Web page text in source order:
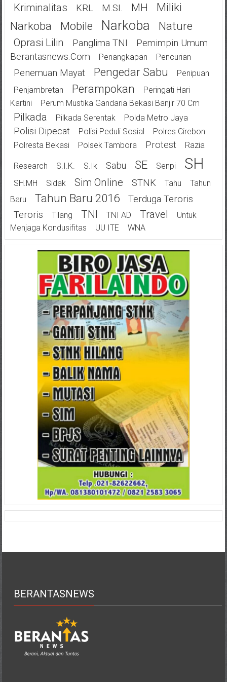
Kriminalitas KRL M.SI. MH
Miliki
Narkoba
Mobile Narkoba Nature
Oprasi Lilin Panglima TNI
Pemimpin Umum
Berantasnews.com
Penangkapan Pencurian
Penemuan Mayat Pengedar Sabu
Penipuan
Penjambretan
Perampokan
Peringati Hari
Kartini
Perum Mustika Gandaria Bekasi Banjir 70 Cm
Pilkada Pilkada Serentak Polda Metro Jaya
Polisi Dipecat Polisi Peduli Sosial
Polres Cirebon
Polresta Bekasi
Polsek Tambora Protest Razia
Research S.I.K. S.Ik Sabu SE Senpi SH
SH.MH Sidak Sim Online STNK Tahu
Tahun
Baru
Tahun Baru 2016
Terduga Teroris
Teroris
Tilang TNI TNI AD Travel
Untuk
Menjaga Kondusifitas
UU ITE WNA
BERANTASNEWS